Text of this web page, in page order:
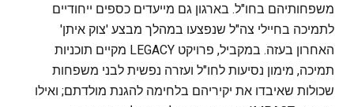
משפחותיהם בחו"ל. בארגון גם מייעדים כספים ייחודיים
לתמיכה בחיילי צה"ל שנפצעו במהלך מבצע 'צוק איתן'
האחרון בעזה. במקביל, פרויקט LEGACY מקיים תוכניות
תמיכה, מימון נסיעות לחו"ל ועזרה נפשית לבני משפחות
שכולות שאיבדו את יקיריהם בלחימה להגנת מולדתם; ואילו